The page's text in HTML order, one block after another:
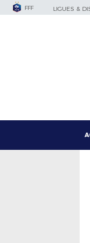
FFF LIGUES &